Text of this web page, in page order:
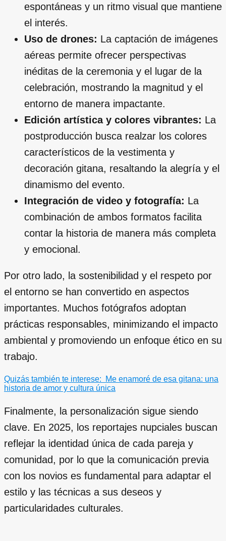
espontáneas y un ritmo visual que mantiene
el interés.
Uso de drones: La captación de imágenes
aéreas permite ofrecer perspectivas
inéditas de la ceremonia y el lugar de la
celebración, mostrando la magnitud y el
entorno de manera impactante.
Edición artística y colores vibrantes: La
postproducción busca realzar los colores
característicos de la vestimenta y
decoración gitana, resaltando la alegría y el
dinamismo del evento.
Integración de video y fotografía: La
combinación de ambos formatos facilita
contar la historia de manera más completa
y emocional.
Por otro lado, la sostenibilidad y el respeto por
el entorno se han convertido en aspectos
importantes. Muchos fotógrafos adoptan
prácticas responsables, minimizando el impacto
ambiental y promoviendo un enfoque ético en su
trabajo.
Quizás también te interese:
Me enamoré de esa gitana: una
historia de amor y cultura única
Finalmente, la personalización sigue siendo
clave. En 2025, los reportajes nupciales buscan
reflejar la identidad única de cada pareja y
comunidad, por lo que la comunicación previa
con los novios es fundamental para adaptar el
estilo y las técnicas a sus deseos y
particularidades culturales.